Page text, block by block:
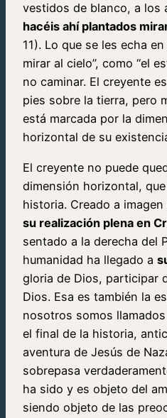
vestidos de blanco, a los
hacéis ahí plantados
11). Lo que se les echa
mirar al cielo”, como “el
no caminar. El creyente
pies sobre la tierra, pero
está marcada por la
horizontal de su
El creyente no puede
dimensión horizontal,
historia. Creado a
su realización plena en
sentado a la derecha del
humanidad ha llegado a
gloria de Dios, participar
Dios. Esa es también la
nosotros somos
el final de la historia,
aventura de Jesús de
sobrepasa
ha sido y es objeto del
siendo objeto de las